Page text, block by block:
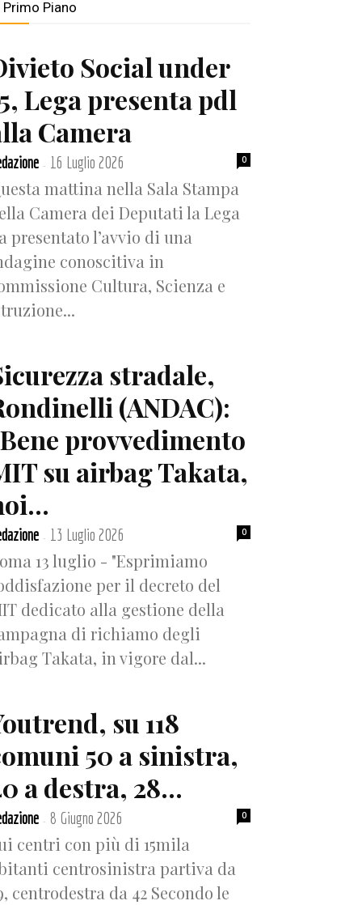
Primo Piano
Social under
Lega presenta pdl
Camera
- 16 Luglio 2026 0
mattina nella Sala Stampa
Camera dei Deputati la Lega
presentato l’avvio di una
conoscitiva in
Cultura, Scienza e
stradale,
(ANDAC):
provvedimento
su airbag Takata,
- 13 Luglio 2026 0
13 luglio - "Esprimiamo
per il decreto del
dedicato alla gestione della
di richiamo degli
Takata, in vigore dal...
su 118
50 a sinistra,
a destra, 28...
- 8 Giugno 2026 0
centri con più di 15mila
centrosinistra partiva da
centrodestra da 42 Secondo le